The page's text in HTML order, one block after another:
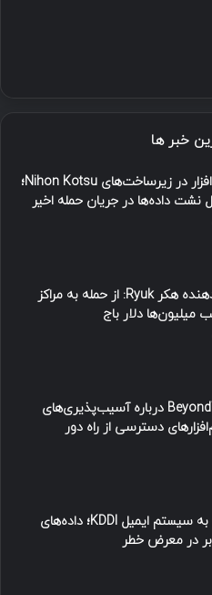
خبر ها
آلودگی به بدافزار در زیرساخت‌های Nihon Kotsu؛
نشت داده‌ها در جریان حمله اخیر
اعتراف تکان‌دهنده هکر Ryuk: از حمله به مراکز
میلیون‌ها دلار باج
هشدار BeyondTrust درباره آسیب‌پذیری‌های
دسترسی از راه دور
نفوذ سایبری به سیستم ایمیل KDDI؛ داده‌های
در معرض خطر